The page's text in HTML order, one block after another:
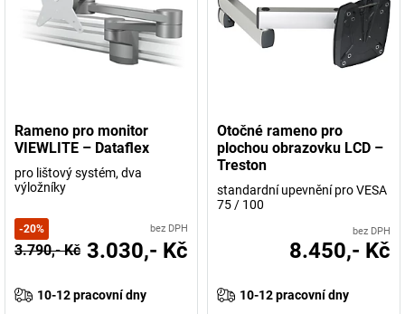
Rameno pro monitor
VIEWLITE – Dataflex
pro lištový systém, dva
výložníky
-20% bez DPH
3.790,- Kč 3.030,- Kč
10-12 pracovní dny
Otočné rameno pro
plochou obrazovku LCD –
Treston
standardní upevnění pro VESA
75 / 100
bez DPH
8.450,- Kč
10-12 pracovní dny